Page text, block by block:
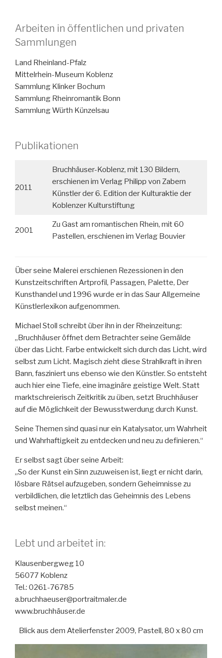
Arbeiten in öffentlichen und privaten
Sammlungen
Land Rheinland-Pfalz
Mittelrhein-Museum Koblenz
Sammlung Klinker Bochum
Sammlung Rheinromantik Bonn
Sammlung Würth Künzelsau
Publikationen
2011
Bruchhäuser-Koblenz, mit 130 Bildern,
erschienen im Verlag Philipp von Zabern
Künstler der 6. Edition der Kulturaktie der
Koblenzer Kulturstiftung
2001
Zu Gast am romantischen Rhein, mit 60
Pastellen, erschienen im Verlag Bouvier
Über seine Malerei erschienen Rezessionen in den
Kunstzeitschriften Artprofil, Passagen, Palette, Der
Kunsthandel und 1996 wurde er in das Saur Allgemeine
Künstlerlexikon aufgenommen.
Michael Stoll schreibt über ihn in der Rheinzeitung:
„Bruchhäuser öffnet dem Betrachter seine Gemälde
über das Licht. Farbe entwickelt sich durch das Licht, wird
selbst zum Licht. Magisch zieht diese Strahlkraft in ihren
Bann, fasziniert uns ebenso wie den Künstler. So entsteht
auch hier eine Tiefe, eine imaginäre geistige Welt. Statt
marktschreierisch Zeitkritik zu üben, setzt Bruchhäuser
auf die Möglichkeit der Bewusstwerdung durch Kunst.
Seine Themen sind quasi nur ein Katalysator, um Wahrheit
und Wahrhaftigkeit zu entdecken und neu zu definieren.“
Er selbst sagt über seine Arbeit:
„So der Kunst ein Sinn zuzuweisen ist, liegt er nicht darin,
lösbare Rätsel aufzugeben, sondern Geheimnisse zu
verbildlichen, die letztlich das Geheimnis des Lebens
selbst meinen.“
Lebt und arbeitet in:
Klausenbergweg 10
56077 Koblenz
Tel.: 0261-76785
a.bruchhaeuser@portraitmaler.de
www.bruchhäuser.de
Blick aus dem Atelierfenster 2009, Pastell, 80 x 80 cm